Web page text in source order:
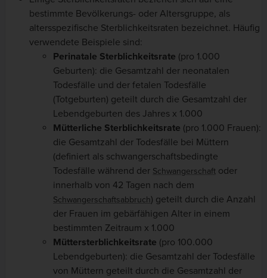
bestimmte Bevölkerungs- oder Altersgruppe, als
altersspezifische Sterblichkeitsraten bezeichnet. Häufig
verwendete Beispiele sind:
Perinatale Sterblichkeitsrate (pro 1.000
Geburten): die Gesamtzahl der neonatalen
Todesfälle und der fetalen Todesfälle
(Totgeburten) geteilt durch die Gesamtzahl der
Lebendgeburten des Jahres x 1.000
Mütterliche Sterblichkeitsrate (pro 1.000 Frauen):
die Gesamtzahl der Todesfälle bei Müttern
(definiert als schwangerschaftsbedingte
Todesfälle während der Schwangerschaft oder
innerhalb von 42 Tagen nach dem
Schwangerschaftsabbruch) geteilt durch die Anzahl
der Frauen im gebärfähigen Alter in einem
bestimmten Zeitraum x 1.000
Müttersterblichkeitsrate (pro 100.000
Lebendgeburten): die Gesamtzahl der Todesfälle
von Müttern geteilt durch die Gesamtzahl der